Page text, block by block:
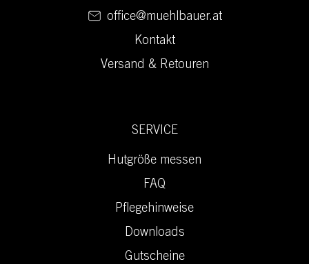
office@muehlbauer.at
Kontakt
Versand & Retouren
SERVICE
Hutgröße messen
FAQ
Pflegehinweise
Downloads
Gutscheine